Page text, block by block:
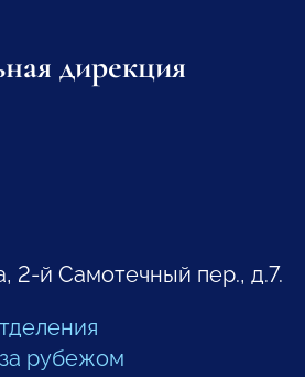
дирекция
2-й Самотечный пер., д.7.
рубежом